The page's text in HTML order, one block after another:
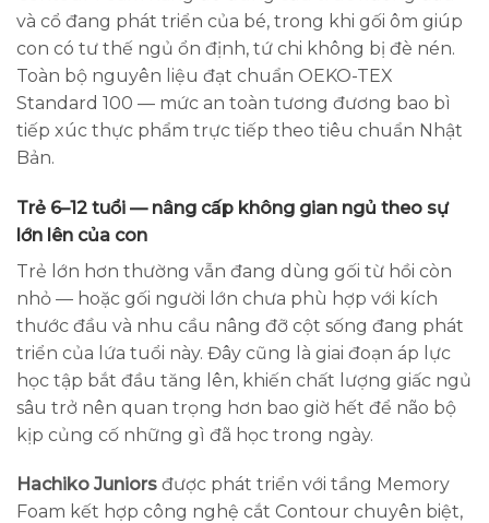
và cổ đang phát triển của bé, trong khi gối ôm giúp
con có tư thế ngủ ổn định, tứ chi không bị đè nén.
Toàn bộ nguyên liệu đạt chuẩn OEKO-TEX
Standard 100 — mức an toàn tương đương bao bì
tiếp xúc thực phẩm trực tiếp theo tiêu chuẩn Nhật
Bản.
Trẻ 6–12 tuổi — nâng cấp không gian ngủ theo sự
lớn lên của con
Trẻ lớn hơn thường vẫn đang dùng gối từ hồi còn
nhỏ — hoặc gối người lớn chưa phù hợp với kích
thước đầu và nhu cầu nâng đỡ cột sống đang phát
triển của lứa tuổi này. Đây cũng là giai đoạn áp lực
học tập bắt đầu tăng lên, khiến chất lượng giấc ngủ
sâu trở nên quan trọng hơn bao giờ hết để não bộ
kịp củng cố những gì đã học trong ngày.
Hachiko Juniors được phát triển với tầng Memory
Foam kết hợp công nghệ cắt Contour chuyên biệt,